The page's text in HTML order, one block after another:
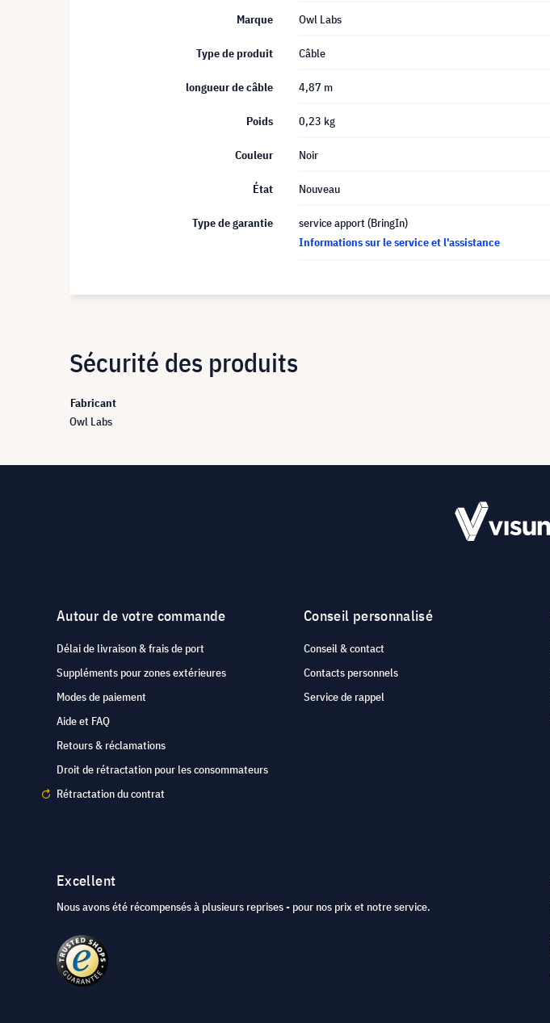
Marque Owl Labs
Type de produit Câble
longueur de câble 4,87 m
Poids 0,23 kg
Couleur Noir
État Nouveau
Type de garantie
service apport (BringIn)
Informations sur le service et l'assistance
Sécurité des produits
Fabricant
Owl Labs
Autour de votre commande
Délai de livraison & frais de port
Suppléments pour zones extérieures
Modes de paiement
Aide et FAQ
Retours & réclamations
Droit de rétractation pour les consommateurs
Rétractation du contrat
Conseil personnalisé
Conseil & contact
Contacts personnels
Service de rappel
Excellent
Nous avons été récompensés à plusieurs reprises - pour nos prix et notre service.